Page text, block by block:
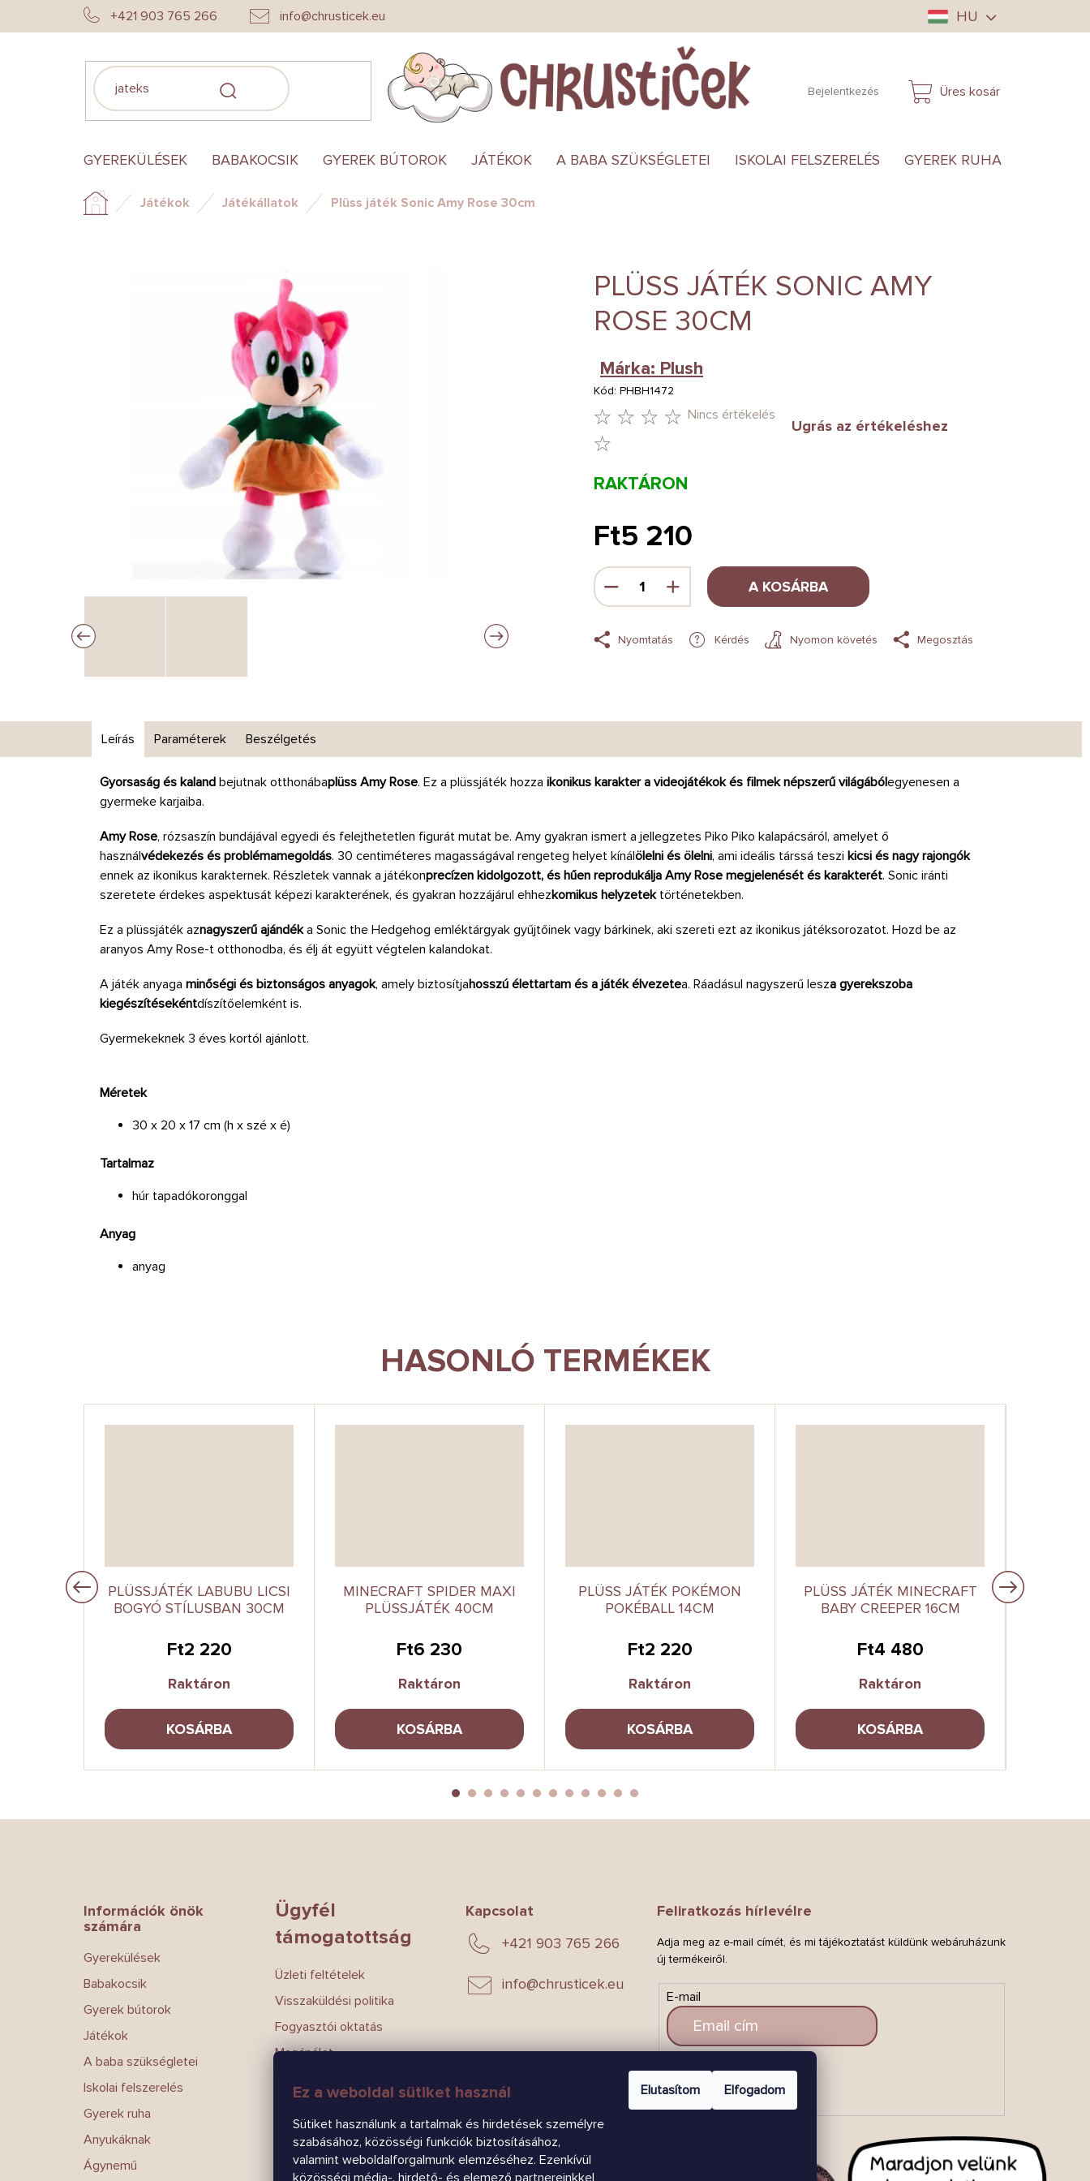
Ez a weboldal sütiket használ
Sütiket használunk a tartalmak és hirdetések személyre
szabásához, közösségi funkciók biztosításához,
valamint weboldalforgalmunk elemzéséhez. Ezenkívül
közösségi média-, hirdető- és elemező partnereinkkel
Elutasítom Elfogadom
+421 903 765 266 info@chrusticek.eu HU
KERESÉS Bejelentkezés
KOSÁR
Üres kosár
GYEREKÜLÉSEK BABAKOCSIK GYEREK BÚTOROK JÁTÉKOK A BABA SZÜKSÉGLETEI ISKOLAI FELSZERELÉS GYEREK RUHA
KezdőlapJátékok Játékállatok Plüss játék Sonic Amy Rose 30cm
PLÜSS JÁTÉK SONIC AMY
ROSE 30CM
TERMÉK
ÉRTÉKELÉSE
5-
BŐL
0,0
CSILLAG.
Nincs értékelés
Ugrás az értékeléshez
Kód: PHBH1472
Márka: Plush
RAKTÁRON
Ft5 210
Egységár:
A KOSÁRBA
Nyomtatás Kérdés Nyomon követés Megosztás
Leírás Paraméterek Beszélgetés
Gyorsaság és kaland bejutnak otthonábaplüss Amy Rose. Ez a plüssjáték hozza ikonikus karakter a videojátékok és filmek népszerű világábólegyenesen a
gyermeke karjaiba.
Amy Rose, rózsaszín bundájával egyedi és felejthetetlen figurát mutat be. Amy gyakran ismert a jellegzetes Piko Piko kalapácsáról, amelyet ő
használvédekezés és problémamegoldás. 30 centiméteres magasságával rengeteg helyet kínálölelni és ölelni, ami ideális társsá teszi kicsi és nagy rajongók
ennek az ikonikus karakternek. Részletek vannak a játékonprecízen kidolgozott, és hűen reprodukálja Amy Rose megjelenését és karakterét. Sonic iránti
szeretete érdekes aspektusát képezi karakterének, és gyakran hozzájárul ehhezkomikus helyzetektörténetekben.
Ez a plüssjáték aznagyszerű ajándéka Sonic the Hedgehog emléktárgyak gyűjtőinek vagy bárkinek, aki szereti ezt az ikonikus játéksorozatot. Hozd be az
aranyos Amy Rose-t otthonodba, és élj át együtt végtelen kalandokat.
A játék anyaga minőségi és biztonságos anyagok, amely biztosítjahosszú élettartam és a játék élvezetea. Ráadásul nagyszerű lesza gyerekszoba
kiegészítésekéntdíszítőelemként is.
Gyermekeknek 3 éves kortól ajánlott.
Méretek
30 x 20 x 17 cm (h x szé x é)
Tartalmaz
húr tapadókoronggal
Anyag
anyag
HASONLÓ TERMÉKEK
PLÜSSJÁTÉK LABUBU LICSI
BOGYÓ STÍLUSBAN 30CM
Ft2 220
Raktáron
KOSÁRBA
MINECRAFT SPIDER MAXI
PLÜSSJÁTÉK 40CM
Ft6 230
Raktáron
KOSÁRBA
PLÜSS JÁTÉK POKÉMON
POKÉBALL 14CM
Ft2 220
Raktáron
KOSÁRBA
PLÜSS JÁTÉK MINECRAFT
BABY CREEPER 16CM
Ft4 480
Raktáron
KOSÁRBA
Információk önök
számára
Gyerekülések
Babakocsik
Gyerek bútorok
Játékok
A baba szükségletei
Iskolai felszerelés
Gyerek ruha
Anyukáknak
Ágynemű
Ügyfél
támogatottság
Üzleti feltételek
Visszaküldési politika
Fogyasztói oktatás
Magánélet
Kapcsolat
info@chrusticek.eu
+421 903 765 266
Feliratkozás hírlevélre
Adja meg az e-mail címét, és mi tájékoztatást küldünk webáruházunk
új termékeiről.
E-mail
CSATLAKOZZ
BE!